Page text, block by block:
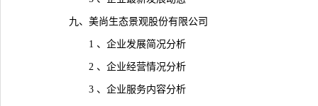
九、美尚生态景观股份有限公司
1 、企业发展简况分析
2 、企业经营情况分析
3 、企业服务内容分析